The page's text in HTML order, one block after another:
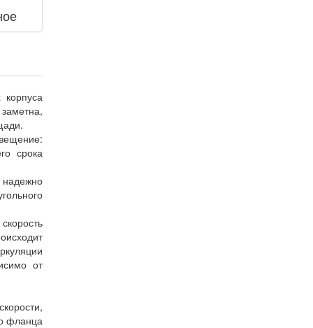
срока
надежно
от
фланца